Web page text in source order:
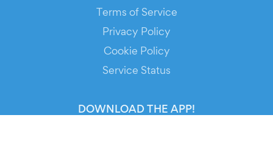
Terms of Service
Privacy Policy
Cookie Policy
Service Status
DOWNLOAD THE APP!